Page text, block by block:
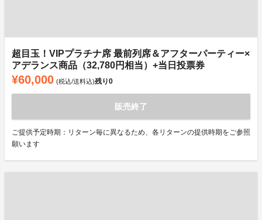
超目玉！VIPプラチナ席 最前列席＆アフターパーティー×
アデランス商品（32,780円相当）+当日投票券
¥60,000 (税込/送料込)残り0
販売終了
ご提供予定時期：リターン毎に異なるため、各リターンの提供時期をご参照
願います